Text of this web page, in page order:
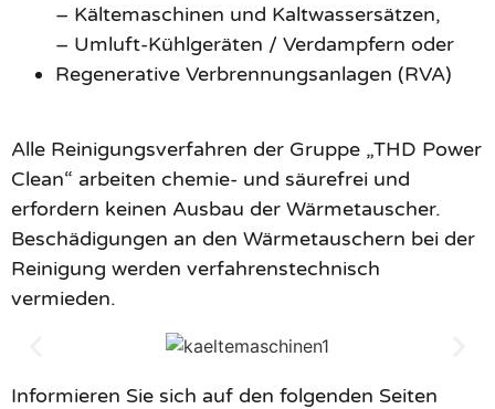
– Kältemaschinen und Kaltwassersätzen,
– Umluft-Kühlgeräten / Verdampfern oder
Regenerative Verbrennungsanlagen (RVA)
Alle Reinigungsverfahren der Gruppe „THD Power
Clean“ arbeiten chemie- und säurefrei und
erfordern keinen Ausbau der Wärmetauscher.
Beschädigungen an den Wärmetauschern bei der
Reinigung werden verfahrenstechnisch
vermieden.
Informieren Sie sich auf den folgenden Seiten